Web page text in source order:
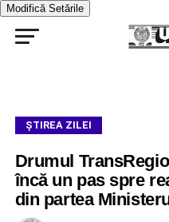
Modifică Setările
ŞTIREA ZILEI
Drumul
încă un pas spre
din partea